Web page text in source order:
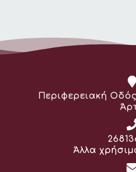
Διεύθυνση:
Περιφερειακή Οδός
Άλλα